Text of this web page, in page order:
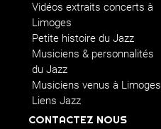
Vidéos extraits concerts à
Limoges
Petite histoire du Jazz
Musiciens & personnalités
du Jazz
Musiciens venus à Limoges
Liens Jazz
CONTACTEZ NOUS